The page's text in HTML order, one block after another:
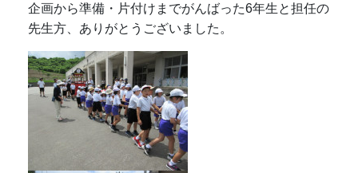
企画から準備・片付けまでがんばった6年生と担任の
先生方、ありがとうございました。